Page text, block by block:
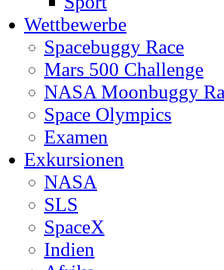
Wettbewerbe
Spacebuggy Race
Mars 500 Challenge
NASA Moonbuggy
Space Olympics
Examen
Exkursionen
NASA
SLS
SpaceX
Indien